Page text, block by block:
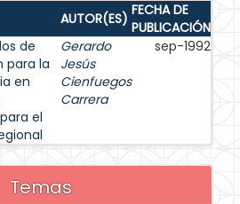
AUTOR(ES) FECHA DE
PUBLICACIÓN
de
para la
en
el
Gerardo
Jesús
Cienfuegos
Carrera
sep-1992
Temas